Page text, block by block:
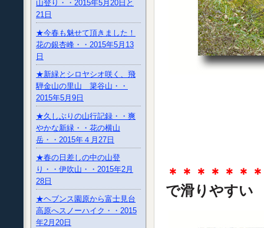
山登り・・2015年5月20日と
21日
★今春も魅せて頂きました！
花の銀杏峰・・2015年5月13
日
★新緑とシロヤシオ咲く、飛
騨金山の里山 簗谷山・・
2015年5月9日
★久しぶりの山行記録・・爽
やかな新緑・・花の横山
岳・・2015年４月27日
★春の日差しの中の山登
り・・伊吹山・・2015年2月
28日
★ヘブンス園原から富士見台
高原へスノーハイク・・2015
年2月20日
＊＊＊＊＊＊＊
で滑りやす